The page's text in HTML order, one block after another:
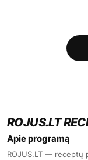
ROJUS.LT
Apie programą
ROJUS.LT — receptų